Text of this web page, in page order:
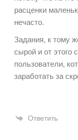
расценки
нечасто.
Задания, к тому
сырой и от этого
пользователи,
заработать за
Ответить